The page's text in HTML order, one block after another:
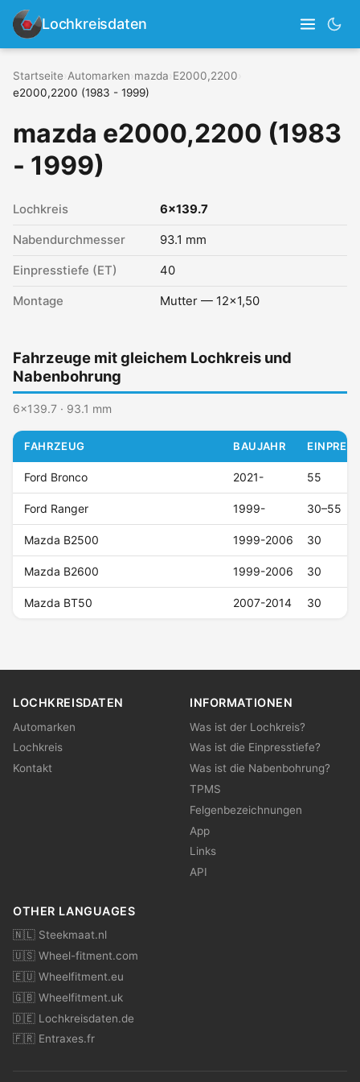
Lochkreisdaten
Startseite Automarken mazda E2000,2200
e2000,2200 (1983 - 1999)
mazda e2000,2200 (1983
- 1999)
Lochkreis 6x139.7
Nabendurchmesser 93.1 mm
Einpresstiefe (ET) 40
Montage Mutter — 12x1,50
Fahrzeuge mit gleichem Lochkreis und
Nabenbohrung
6x139.7 · 93.1 mm
FAHRZEUG BAUJAHR
Ford Bronco 2021- 55
Ford Ranger 1999- 30–55
Mazda B2500 1999-2006 30
Mazda B2600 1999-2006 30
Mazda BT50 2007-2014 30
LOCHKREISDATEN
Automarken
Lochkreis
Kontakt
INFORMATIONEN
Was ist der Lochkreis?
Was ist die Einpresstiefe?
Was ist die Nabenbohrung?
TPMS
Felgenbezeichnungen
App
Links
API
OTHER LANGUAGES
🇳🇱 Steekmaat.nl
🇺🇸 Wheel-fitment.com
🇪🇺 Wheelfitment.eu
🇬🇧 Wheelfitment.uk
🇩🇪 Lochkreisdaten.de
🇫🇷 Entraxes.fr